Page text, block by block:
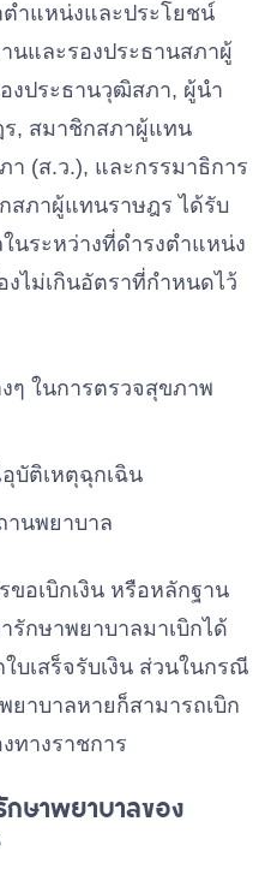
ตำแหน่งและประโยชน์
นและรองประธานสภาผู้
งประธานวุฒิสภา, ผู้นำ
, สมาชิกสภาผู้แทน
(ส.ว.), และกรรมาธิการ
สภาผู้แทนราษฎร ได้รับ
นระหว่างที่ดำรงตำแหน่ง
ไม่เกินอัตราที่กำหนดไว้
ๆ ในการตรวจสุขภาพ
บัติเหตุฉุกเฉิน
านพยาบาล
อเบิกเงิน หรือหลักฐาน
รักษาพยาบาลมาเบิกได้
บเสร็จรับเงิน ส่วนในกรณี
าบาลหายก็สามารถเบิก
ทางราชการ
กษาพยาบาลของ